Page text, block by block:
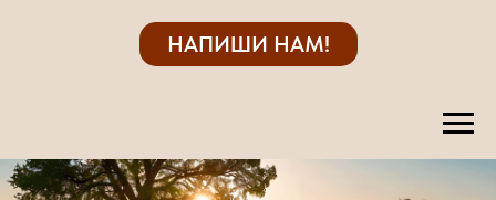
НАПИШИ НАМ!